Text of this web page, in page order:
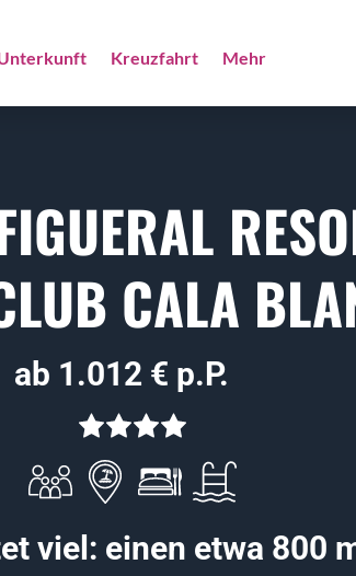
Kreuzfahrt Mehr
CALA
ab 1.012 € p.P.
viel: einen etwa 800